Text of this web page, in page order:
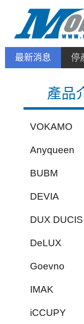
最新消息 停
產品
VOKAMO
Anyqueen
BUBM
DEVIA
DUX DUCIS
DeLUX
Goevno
IMAK
iCCUPY